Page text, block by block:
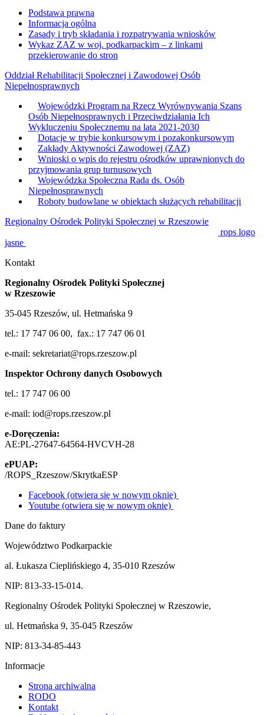
Podstawa prawna
Informacja ogólna
Zasady i tryb składania i rozpatrywania wniosków
Wykaz ZAZ w woj. podkarpackim – z linkami
przekierowanie do stron
Oddział Rehabilitacji Społecznej i Zawodowej Osób
Niepełnosprawnych
Wojewódzki Program na Rzecz Wyrównywania Szans
Osób Niepełnosprawnych i Przeciwdziałania Ich
Wykluczeniu Społecznemu na lata 2021-2030
Dotacje w trybie konkursowym i pozakonkursowym
Zakłady Aktywności Zawodowej (ZAZ)
Wnioski o wpis do rejestru ośrodków uprawnionych do
przyjmowania grup turnusowych
Wojewódzka Społeczna Rada ds. Osób
Niepełnosprawnych
Roboty budowlane w obiektach służących rehabilitacji
Regionalny Ośrodek Polityki Społecznej w Rzeszowie
rops logo
jasne
Kontakt
Regionalny Ośrodek Polityki Społecznej
w Rzeszowie
35-045 Rzeszów, ul. Hetmańska 9
tel.: 17 747 06 00, fax.: 17 747 06 01
e-mail: sekretariat@rops.rzeszow.pl
Inspektor Ochrony danych Osobowych
tel.: 17 747 06 00
e-mail: iod@rops.rzeszow.pl
e-Doręczenia:
AE:PL-27647-64564-HVCVH-28
ePUAP:
/ROPS_Rzeszow/SkrytkaESP
Facebook (otwiera się w nowym oknie)
Youtube (otwiera się w nowym oknie)
Dane do faktury
Województwo Podkarpackie
al. Łukasza Cieplińskiego 4, 35-010 Rzeszów
NIP: 813-33-15-014.
Regionalny Ośrodek Polityki Społecznej w Rzeszowie,
ul. Hetmańska 9, 35-045 Rzeszów
NIP: 813-34-85-443
Informacje
Strona archiwalna
RODO
Kontakt